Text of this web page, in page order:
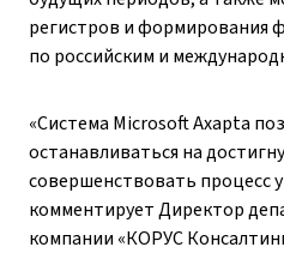
регистров и формирования
по российским и
«Система Microsoft Axapta
останавливаться на
совершенствовать процесс
комментирует Директор
компании «КОРУС